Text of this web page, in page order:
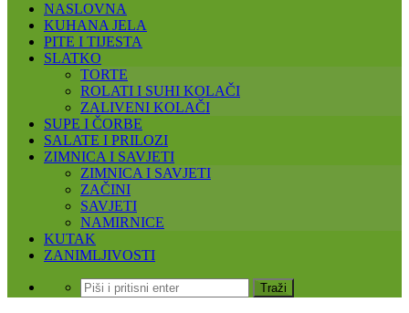
NASLOVNA
KUHANA JELA
PITE I TIJESTA
SLATKO
TORTE
ROLATI I SUHI KOLAČI
ZALIVENI KOLAČI
SUPE I ČORBE
SALATE I PRILOZI
ZIMNICA I SAVJETI
ZIMNICA I SAVJETI
ZAČINI
SAVJETI
NAMIRNICE
KUTAK
ZANIMLJIVOSTI